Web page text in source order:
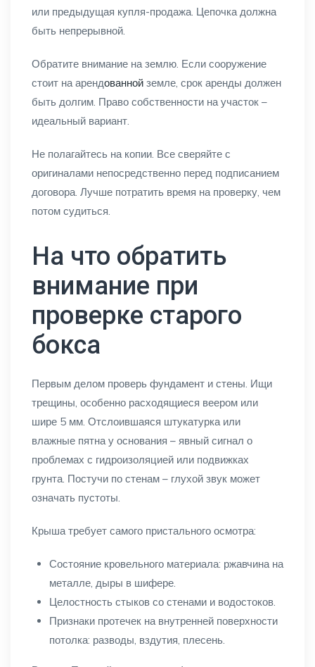
или предыдущая купля-продажа. Цепочка должна
быть непрерывной.
Обратите внимание на землю. Если сооружение
стоит на арендованной земле, срок аренды должен
быть долгим. Право собственности на участок –
идеальный вариант.
Не полагайтесь на копии. Все сверяйте с
оригиналами непосредственно перед подписанием
договора. Лучше потратить время на проверку, чем
потом судиться.
На что обратить
внимание при
проверке старого
бокса
Первым делом проверь фундамент и стены. Ищи
трещины, особенно расходящиеся веером или
шире 5 мм. Отслоившаяся штукатурка или
влажные пятна у основания – явный сигнал о
проблемах с гидроизоляцией или подвижках
грунта. Постучи по стенам – глухой звук может
означать пустоты.
Крыша требует самого пристального осмотра:
Состояние кровельного материала: ржавчина на
металле, дыры в шифере.
Целостность стыков со стенами и водостоков.
Признаки протечек на внутренней поверхности
потолка: разводы, вздутия, плесень.